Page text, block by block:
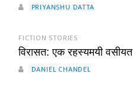
PRIYANSHU DATTA
FICTION STORIES
विरासत: एक रहस्यमयी वसीयत
DANIEL CHANDEL